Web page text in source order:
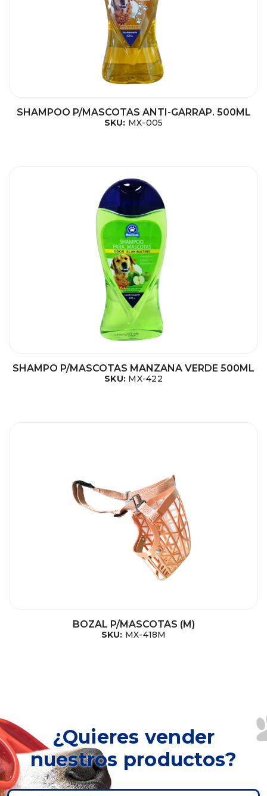
SHAMPOO P/MASCOTAS ANTI-GARRAP. 500ML
SKU: MX-005
SHAMPO P/MASCOTAS MANZANA VERDE 500ML
SKU: MX-422
BOZAL P/MASCOTAS (M)
SKU: MX-418M
¿Quieres vender
nuestros productos?